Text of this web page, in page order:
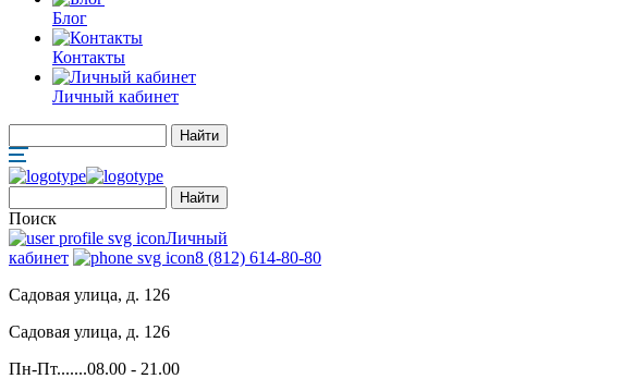
Блог
Контакты
Личный кабинет
Поиск
Личный
кабинет
8 (812) 614-80-80
Садовая улица, д. 126
Садовая улица, д. 126
Пн-Пт.......08.00 - 21.00